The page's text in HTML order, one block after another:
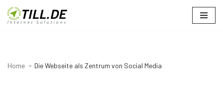
Zum
Home Die Webseite als Zentrum von Social Media